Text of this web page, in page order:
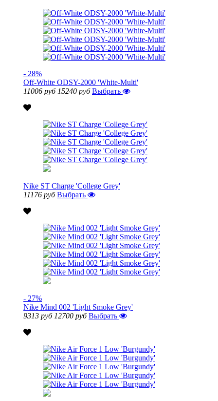
- 28%
Off-White ODSY-2000 'White-Multi'
11006 руб 15240 руб Выбрать
Nike ST Charge 'College Grey'
11176 руб Выбрать
- 27%
Nike Mind 002 'Light Smoke Grey'
9313 руб 12700 руб Выбрать